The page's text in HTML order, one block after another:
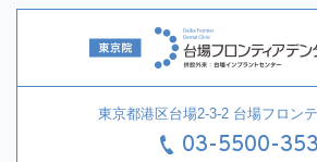
東京都港区台場2-3-2 台場フロン
03-5500-